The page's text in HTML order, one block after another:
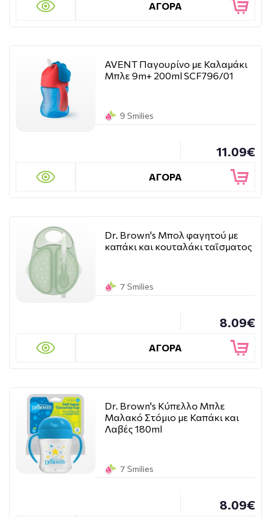
ΑΓΟΡΑ
AVENT Παγουρίνο με Καλαμάκι
Μπλε 9m+ 200ml SCF796/01
9 Smilies
11.09€
ΑΓΟΡΑ
Dr. Brown's Μπολ φαγητού με
καπάκι και κουταλάκι ταΐσματος
7 Smilies
8.09€
ΑΓΟΡΑ
Dr. Brown's Κύπελλο Μπλε
Μαλακό Στόμιο με Καπάκι και
Λαβές 180ml
7 Smilies
8.09€